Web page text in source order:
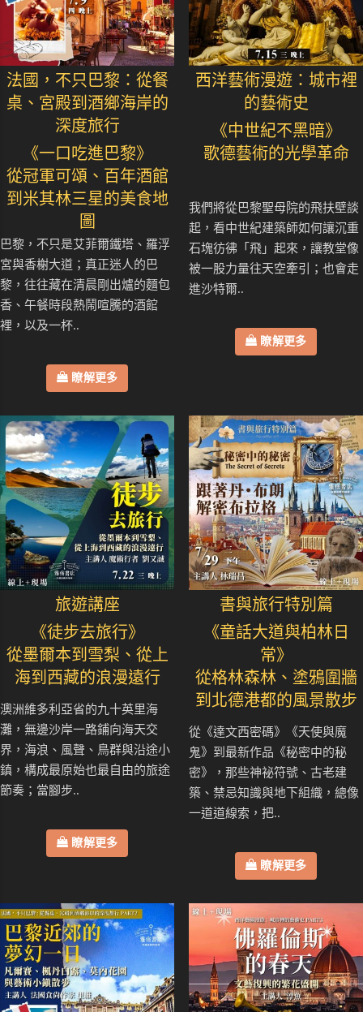
法國，不只巴黎：從餐
桌、宮殿到酒鄉海岸的
深度旅行
《一口吃進巴黎》
從冠軍可頌、百年酒館
到米其林三星的美食地
圖
巴黎，不只是艾菲爾鐵塔、羅浮
宮與香榭大道；真正迷人的巴
黎，往往藏在清晨剛出爐的麵包
香、午餐時段熱鬧喧騰的酒館
裡，以及一杯..
瞭解更多
西洋藝術漫遊：城市裡
的藝術史
《中世紀不黑暗》
歌德藝術的光學革命
我們將從巴黎聖母院的飛扶壁談
起，看中世紀建築師如何讓沉重
石塊彷彿「飛」起來，讓教堂像
被一股力量往天空牽引；也會走
進沙特爾..
瞭解更多
旅遊講座
《徒步去旅行》
從墨爾本到雪梨、從上
海到西藏的浪漫遠行
澳洲維多利亞省的九十英里海
灘，無邊沙岸一路鋪向海天交
界，海浪、風聲、鳥群與沿途小
鎮，構成最原始也最自由的旅途
節奏；當腳步..
瞭解更多
書與旅行特別篇
《童話大道與柏林日
常》
從格林森林、塗鴉圍牆
到北德港都的風景散步
從《達文西密碼》《天使與魔
鬼》到最新作品《秘密中的秘
密》，那些神祕符號、古老建
築、禁忌知識與地下組織，總像
一道道線索，把..
瞭解更多